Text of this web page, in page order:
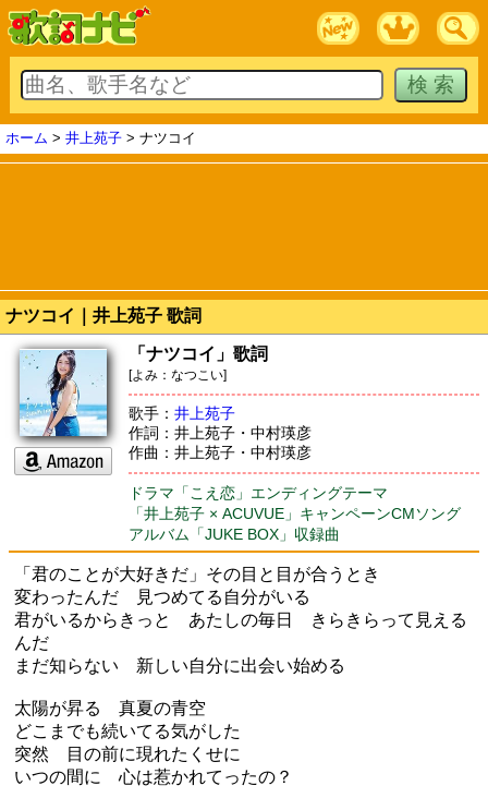
ホーム > 井上苑子 > ナツコイ
ナツコイ｜井上苑子 歌詞
「ナツコイ」歌詞
[よみ：なつこい]
歌手： 井上苑子
作詞：井上苑子・中村瑛彦
作曲：井上苑子・中村瑛彦
ドラマ「こえ恋」エンディングテーマ
「井上苑子 × ACUVUE」キャンペーンCMソング
アルバム「JUKE BOX」収録曲
「君のことが大好きだ」その目と目が合うとき
変わったんだ 見つめてる自分がいる
君がいるからきっと あたしの毎日 きらきらって見える
んだ
まだ知らない 新しい自分に出会い始める
太陽が昇る 真夏の青空
どこまでも続いてる気がした
突然 目の前に現れたくせに
いつの間に 心は惹かれてったの？